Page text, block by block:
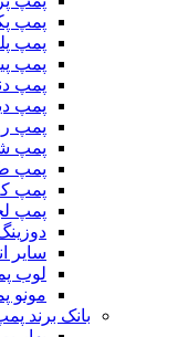
پمپ
پمپ
پمپ
پمپ
پمپ
پمپ
پمپ
پمپ
پمپ
پمپ
سایر
لوب
مونو
بانک برند